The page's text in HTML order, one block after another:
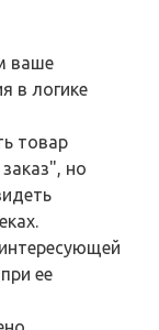
ваше
в логике
товар
но
ее